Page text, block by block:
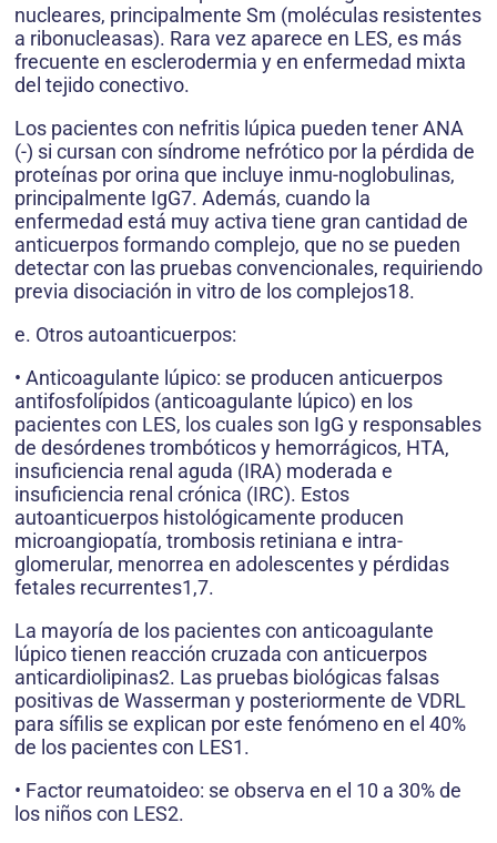
nucleares, principalmente Sm (moléculas resistentes
a ribonucleasas). Rara vez aparece en LES, es más
frecuente en esclerodermia y en enfermedad mixta
del tejido conectivo.
Los pacientes con nefritis lúpica pueden tener ANA
(-) si cursan con síndrome nefrótico por la pérdida de
proteínas por orina que incluye inmu-noglobulinas,
principalmente IgG7. Además, cuando la
enfermedad está muy activa tiene gran cantidad de
anticuerpos formando complejo, que no se pueden
detectar con las pruebas convencionales, requiriendo
previa disociación in vitro de los complejos18.
e. Otros autoanticuerpos:
• Anticoagulante lúpico: se producen anticuerpos
antifosfolípidos (anticoagulante lúpico) en los
pacientes con LES, los cuales son IgG y responsables
de desórdenes trombóticos y hemorrágicos, HTA,
insuficiencia renal aguda (IRA) moderada e
insuficiencia renal crónica (IRC). Estos
autoanticuerpos histológicamente producen
microangiopatía, trombosis retiniana e intra-
glomerular, menorrea en adolescentes y pérdidas
fetales recurrentes1,7.
La mayoría de los pacientes con anticoagulante
lúpico tienen reacción cruzada con anticuerpos
anticardiolipinas2. Las pruebas biológicas falsas
positivas de Wasserman y posteriormente de VDRL
para sífilis se explican por este fenómeno en el 40%
de los pacientes con LES1.
• Factor reumatoideo: se observa en el 10 a 30% de
los niños con LES2.